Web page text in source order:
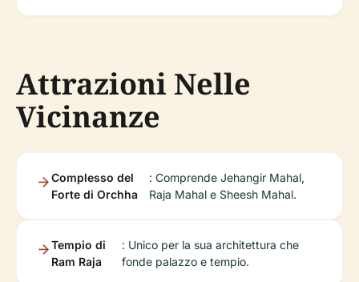
Attrazioni Nelle
Vicinanze
Complesso del
Forte di Orchha
: Comprende Jehangir Mahal,
Raja Mahal e Sheesh Mahal.
Tempio di
Ram Raja
: Unico per la sua architettura che
fonde palazzo e tempio.